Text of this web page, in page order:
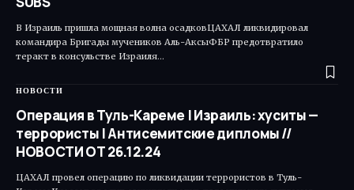
В Израиль пришла мощная волна осадковЦАХАЛ ликвидировал
командира Бригады мучеников Аль-АксыФБР предотвратило
теракт в консульстве Израиля…
НОВОСТИ
Операция в Туль-Кареме | Израиль: хуситы —
террористы | Антисемитские дипломы //
НОВОСТИ ОТ 26.12.24
ЦАХАЛ провел операцию по ликвидации террористов в Туль-